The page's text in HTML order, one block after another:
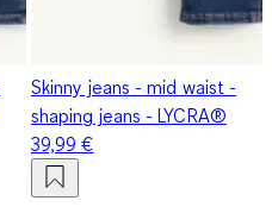
Skinny jeans - mid waist -
shaping jeans - LYCRA®
39,99 €